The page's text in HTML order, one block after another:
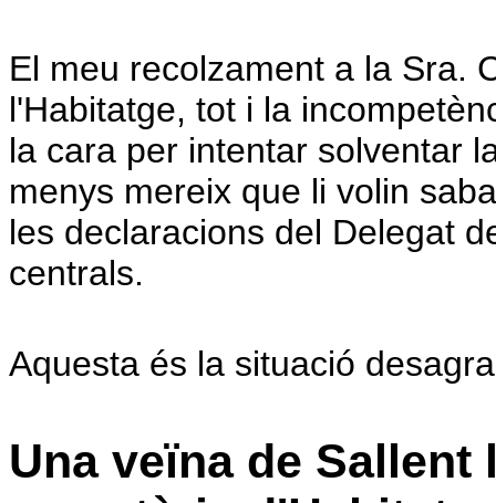
El meu recolzament a la Sra.
l'Habitatge, tot i la
la cara per intentar solventar
menys mereix que li volin
les declaracions del Delegat
centrals.
Aquesta és la situació
Una veïna de Sallent